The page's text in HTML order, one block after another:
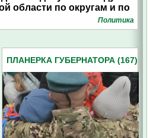
области по округам и по
Политика
ПЛАНЕРКА ГУБЕРНАТОРА (167)